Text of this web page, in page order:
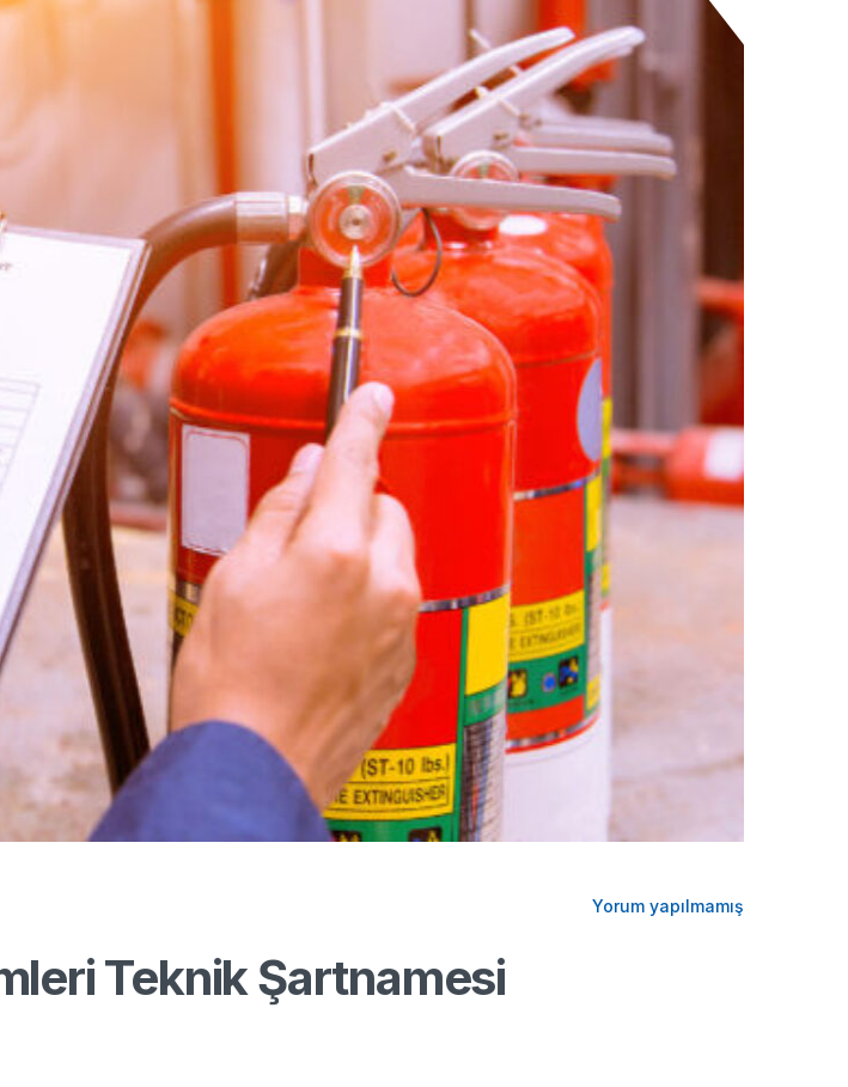
Yorum yapılmamış
Teknik Şartnamesi